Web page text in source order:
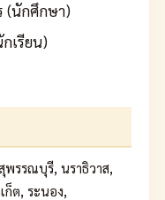
(นักศึกษา)
เรียน)
พรรณบุรี, นราธิวาส,
ก็ต, ระนอง,